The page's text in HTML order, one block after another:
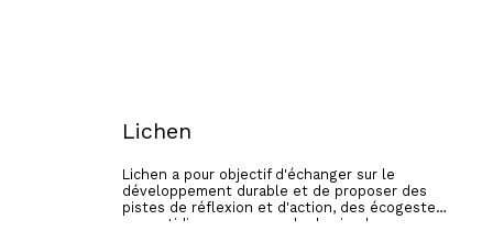
Lichen
Lichen a pour objectif d'échanger sur le
développement durable et de proposer des
pistes de réflexion et d'action, des écogestes
au quotidien pour un mode de vie plus